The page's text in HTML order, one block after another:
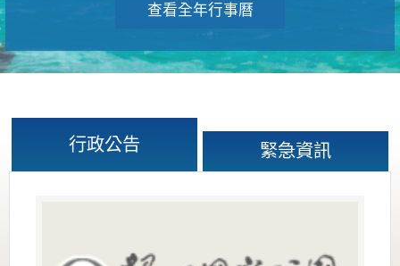
查看全年行事曆
行政公告 緊急資訊